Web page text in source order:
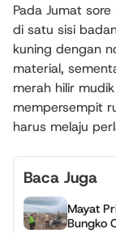
Pada Jumat
di satu sisi
kuning dengan
material,
merah hilir
mempersempit
harus melaju
Baca Juga
Mayat
Bungko